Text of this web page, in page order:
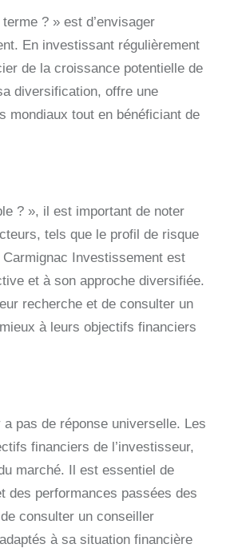
? » est d’envisager
En investissant régulièrement
de la croissance potentielle de
diversification, offre une
mondiaux tout en bénéficiant de
? », il est important de noter
tels que le profil de risque
Carmignac Investissement est
et à son approche diversifiée.
recherche et de consulter un
à leurs objectifs financiers
pas de réponse universelle. Les
financiers de l’investisseur,
marché. Il est essentiel de
des performances passées des
consulter un conseiller
à sa situation financière